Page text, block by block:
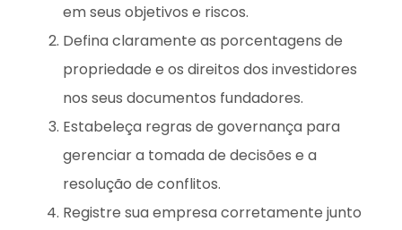
em seus objetivos e riscos.
Defina claramente as porcentagens de
propriedade e os direitos dos investidores
nos seus documentos fundadores.
Estabeleça regras de governança para
gerenciar a tomada de decisões e a
resolução de conflitos.
Registre sua empresa corretamente junto